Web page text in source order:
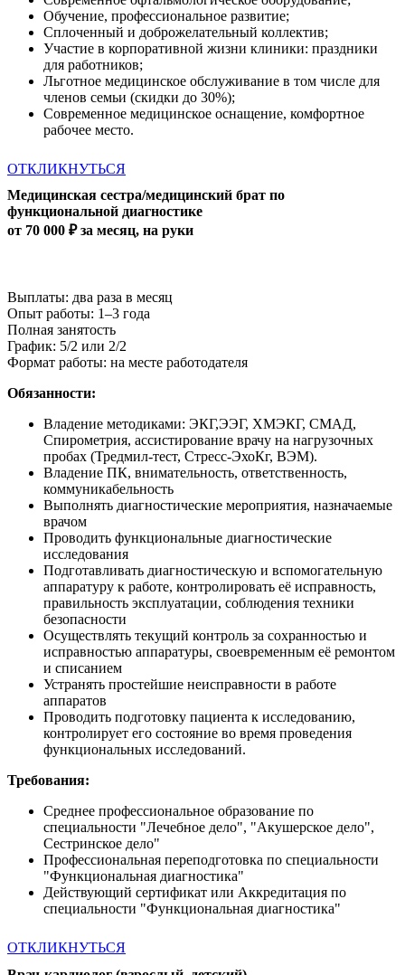
Обучение, профессиональное развитие;
Сплоченный и доброжелательный коллектив;
Участие в корпоративной жизни клиники: праздники
для работников;
Льготное медицинское обслуживание в том числе для
членов семьи (скидки до 30%);
Современное медицинское оснащение, комфортное
рабочее место.
ОТКЛИКНУТЬСЯ
Медицинская сестра/медицинский брат по
функциональной диагностике
от 70 000 ₽ за месяц, на руки
Выплаты: два раза в месяц
Опыт работы: 1–3 года
Полная занятость
График: 5/2 или 2/2
Формат работы: на месте работодателя
Обязанности:
Владение методиками: ЭКГ,ЭЭГ, ХМЭКГ, СМАД,
Спирометрия, ассистирование врачу на нагрузочных
пробах (Тредмил-тест, Стресс-ЭхоКг, ВЭМ).
Владение ПК, внимательность, ответственность,
коммуникабельность
Выполнять диагностические мероприятия, назначаемые
врачом
Проводить функциональные диагностические
исследования
Подготавливать диагностическую и вспомогательную
аппаратуру к работе, контролировать её исправность,
правильность эксплуатации, соблюдения техники
безопасности
Осуществлять текущий контроль за сохранностью и
исправностью аппаратуры, своевременным её ремонтом
и списанием
Устранять простейшие неисправности в работе
аппаратов
Проводить подготовку пациента к исследованию,
контролирует его состояние во время проведения
функциональных исследований.
Требования:
Среднее профессиональное образование по
специальности "Лечебное дело", "Акушерское дело",
Сестринское дело"
Профессиональная переподготовка по специальности
"Функциональная диагностика"
Действующий сертификат или Аккредитация по
специальности "Функциональная диагностика"
ОТКЛИКНУТЬСЯ